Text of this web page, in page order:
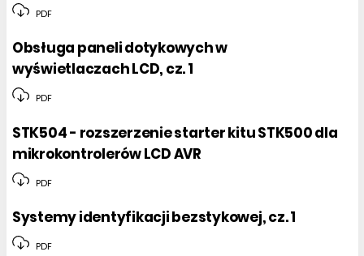
PDF
Obsługa paneli dotykowych w
wyświetlaczach LCD, cz. 1
PDF
STK504 - rozszerzenie starter kitu STK500 dla
mikrokontrolerów LCD AVR
PDF
Systemy identyfikacji bezstykowej, cz. 1
PDF